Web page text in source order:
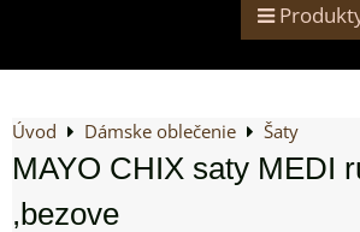
Úvod Dámske oblečenie Šaty
MAYO CHIX saty MEDI
,bezove